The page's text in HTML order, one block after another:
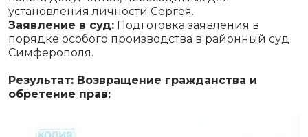
установления личности Сергея.
Заявление в суд: Подготовка заявления в
порядке особого производства в районный суд
Симферополя.
Результат: Возвращение гражданства и
обретение прав: